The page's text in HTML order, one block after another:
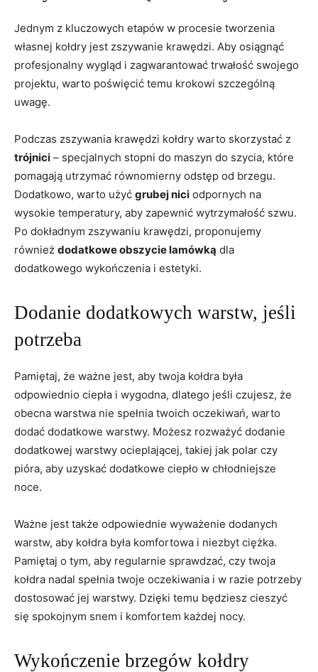
Jednym z kluczowych ​etapów w ⁢procesie tworzenia
własnej kołdry jest zszywanie krawędzi.⁢ Aby osiągnąć​
profesjonalny wygląd i zagwarantować trwałość ​swojego ​
projektu, ​warto poświęcić temu krokowi szczególną
uwagę.
Podczas ​zszywania krawędzi kołdry warto⁢ skorzystać z
trójnici – specjalnych stopni ⁣do maszyn do szycia, które
pomagają ‍utrzymać ‍równomierny odstęp⁣ od brzegu.
Dodatkowo, ‍warto‌ użyć grubej nici odpornych⁤ na
wysokie temperatury, aby ⁣zapewnić wytrzymałość szwu.‌
Po dokładnym zszywaniu krawędzi, proponujemy ​
również dodatkowe obszycie lamówką dla
dodatkowego wykończenia i estetyki.
Dodanie dodatkowych warstw, jeśli
potrzeba
Pamiętaj, że ważne‍ jest, aby twoja kołdra była ​
odpowiednio ciepła i wygodna, dlatego jeśli czujesz, ‍że
obecna warstwa nie spełnia twoich oczekiwań, warto
‌dodać⁤ dodatkowe warstwy. Możesz‍ rozważyć ⁤dodanie
dodatkowej warstwy ocieplającej, takiej jak polar czy
pióra, aby uzyskać dodatkowe ciepło w chłodniejsze
noce.
Ważne jest także odpowiednie⁤ wyważenie dodanych
warstw, ‍aby kołdra była komfortowa ⁤i niezbyt ciężka.
Pamiętaj o tym, aby regularnie sprawdzać, czy twoja
kołdra nadal spełnia twoje oczekiwania i w razie ⁤potrzeby
dostosować jej warstwy. Dzięki temu⁢ będziesz ‍cieszyć ​
się spokojnym⁤ snem ⁤i komfortem każdej nocy.
Wykończenie brzegów‍ kołdry